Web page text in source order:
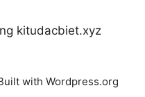
kitudacbiet.xyz
with Wordpress.org